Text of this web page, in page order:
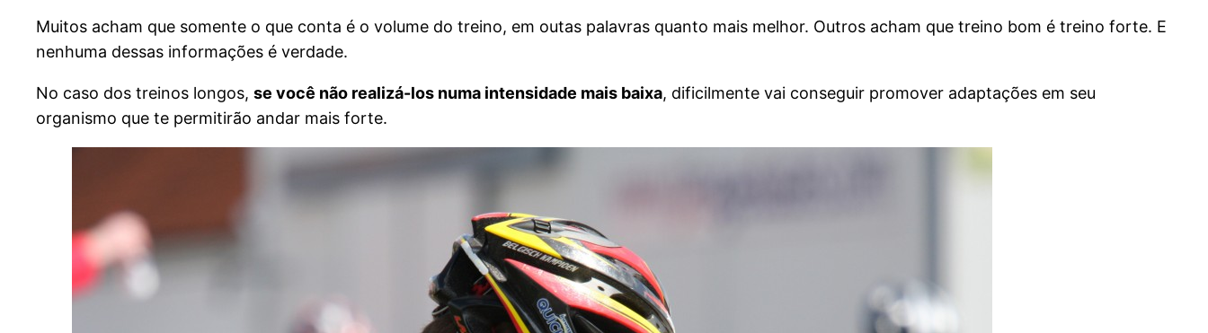
Muitos acham que somente o que conta é o volume do treino, em outas palavras quanto mais melhor. Outros acham que treino bom é treino forte. E
nenhuma dessas informações é verdade.
No caso dos treinos longos, se você não realizá-los numa intensidade mais baixa, dificilmente vai conseguir promover adaptações em seu
organismo que te permitirão andar mais forte.